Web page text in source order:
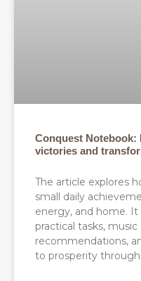
Conquest Notebook:
victories and
The article explores
small daily
energy, and home.
practical tasks,
recommendations,
to prosperity through